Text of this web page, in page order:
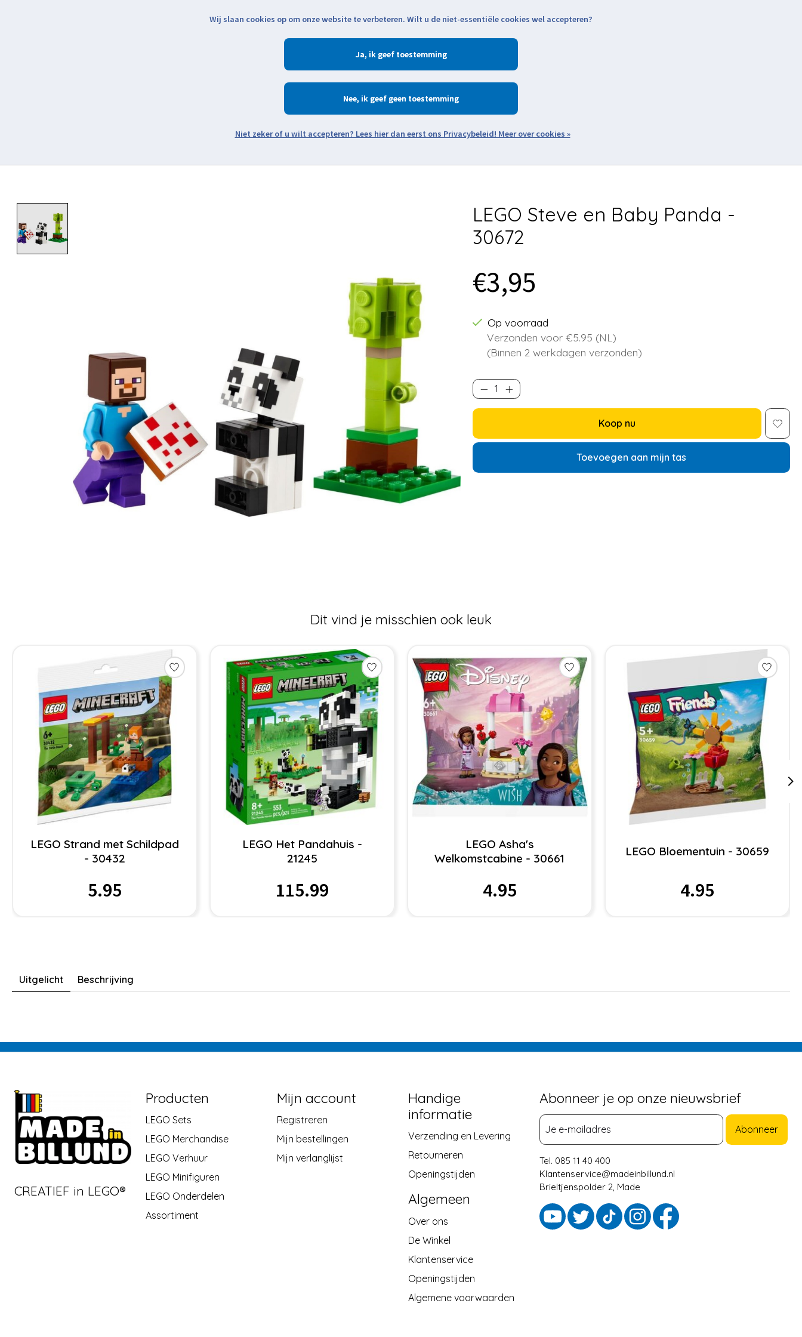
Zoeken
LEGO Steve en Baby Panda -
30672
€3,95
Op voorraad
Verzonden voor €5.95 (NL)
(Binnen 2 werkdagen verzonden)
Koop nu
Toevoegen aan mijn tas
Dit vind je misschien ook leuk
LEGO Strand met Schildpad
- 30432
5.95
LEGO Het Pandahuis -
21245
115.99
LEGO Asha's
Welkomstcabine - 30661
4.95
LEGO Bloementuin - 30659
4.95
Uitgelicht Beschrijving
CREATIEF in LEGO®
Producten
LEGO Sets
LEGO Merchandise
LEGO Verhuur
LEGO Minifiguren
LEGO Onderdelen
Assortiment
Mijn account
Registreren
Mijn bestellingen
Mijn verlanglijst
Handige
informatie
Verzending en Levering
Retourneren
Openingstijden
Algemeen
Over ons
De Winkel
Klantenservice
Openingstijden
Algemene voorwaarden
Abonneer je op onze nieuwsbrief
Abonneer
Tel. 085 11 40 400
Klantenservice@madeinbillund.nl
Brieltjenspolder 2, Made
Wij slaan cookies op om onze website te verbeteren. Wilt u de niet-essentiële cookies wel accepteren?
Ja
Nee
Meer over cookies »